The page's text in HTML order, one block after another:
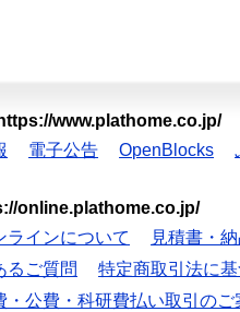
https://www.plathome.co.jp/
電子公告 OpenBlocks
online.plathome.co.jp/
ラインについて
見積書・
るご質問
特定商取引法に
・公費・科研費払い取引のご